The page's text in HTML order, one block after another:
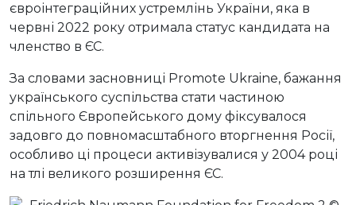
євроінтеграційних устремлінь України, яка в
червні 2022 року отримала статус кандидата на
членство в ЄС.
За словами засновниці Promote Ukraine, бажання
українського суспільства стати частиною
спільного Європейського дому фіксувалося
задовго до повномасштабного вторгнення Росії,
особливо ці процеси активізувалися у 2004 році
на тлі великого розширення ЄС.